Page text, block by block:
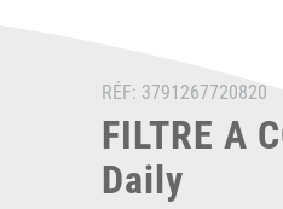
RÉF: 3791267720820
FILTRE A
Daily